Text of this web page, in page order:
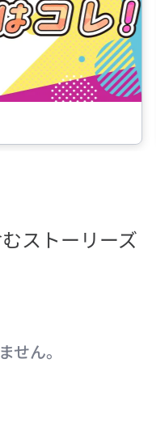
ストーリーズ
せん。